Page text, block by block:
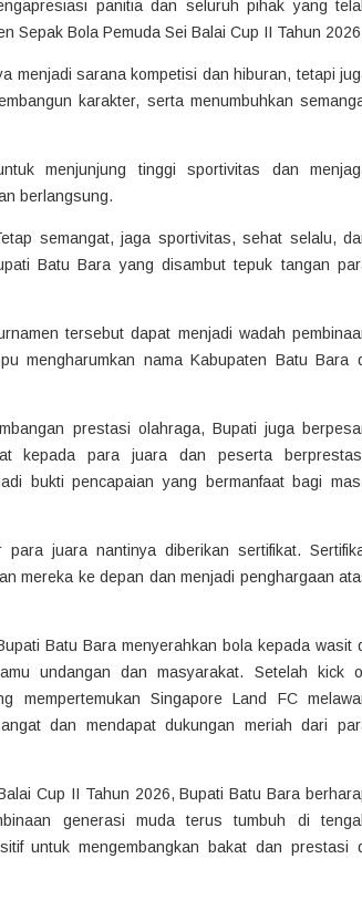
panitia dan seluruh pihak yang
Sepak Bola Pemuda Sei Balai Cup II Tahun
menjadi sarana kompetisi dan hiburan, tetapi
karakter, serta menumbuhkan
menjunjung tinggi sportivitas dan
berlangsung.
semangat, jaga sportivitas, sehat selalu,
Batu Bara yang disambut tepuk tangan
tersebut dapat menjadi wadah
mengharumkan nama Kabupaten Batu Bara
prestasi olahraga, Bupati juga
kepada para juara dan peserta
bukti pencapaian yang bermanfaat bagi
juara nantinya diberikan sertifikat.
mereka ke depan dan menjadi penghargaan
Batu Bara menyerahkan bola kepada wasit
undangan dan masyarakat. Setelah kick
mempertemukan Singapore Land FC
dan mendapat dukungan meriah dari
Cup II Tahun 2026, Bupati Batu Bara
generasi muda terus tumbuh di
untuk mengembangkan bakat dan prestasi